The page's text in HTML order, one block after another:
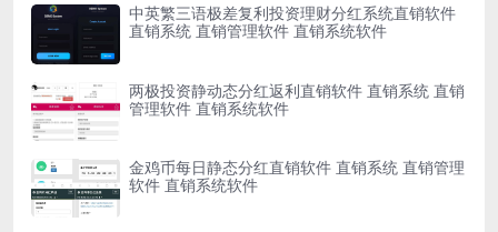
中英繁三语极差复利投资理财分红系统直销软件
直销系统 直销管理软件 直销系统软件
两极投资静动态分红返利直销软件 直销系统 直销
管理软件 直销系统软件
金鸡币每日静态分红直销软件 直销系统 直销管理
软件 直销系统软件